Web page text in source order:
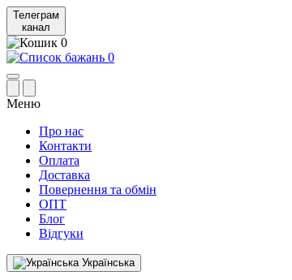
Телеграм
канал
0
0
Меню
Про нас
Контакти
Оплата
Доставка
Повернення та обмін
ОПТ
Блог
Відгуки
Українська